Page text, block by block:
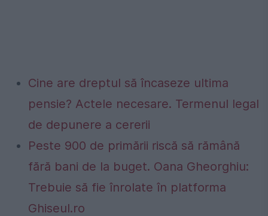
Cine are dreptul să încaseze ultima
pensie? Actele necesare. Termenul legal
de depunere a cererii
Peste 900 de primării riscă să rămână
fără bani de la buget. Oana Gheorghiu:
Trebuie să fie înrolate în platforma
Ghiseul.ro